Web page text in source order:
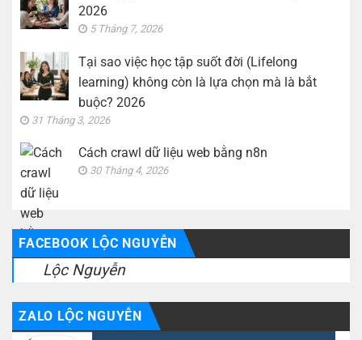
2026
5 Tháng 7, 2026
Tại sao việc học tập suốt đời (Lifelong
learning) không còn là lựa chọn mà là bắt
buộc? 2026
31 Tháng 3, 2026
Cách crawl dữ liệu web bằng n8n
30 Tháng 4, 2026
FACEBOOK LỘC NGUYỄN
Lộc Nguyễn
ZALO LỘC NGUYỄN